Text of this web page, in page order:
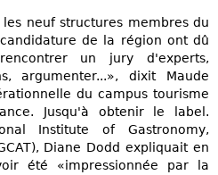
neuf structures membres du
de la région ont dû
un jury d'experts,
argumenter...», dixit Maude
du campus tourisme
Jusqu'à obtenir le label.
Institute of Gastronomy,
Diane Dodd expliquait en
été «impressionnée par la